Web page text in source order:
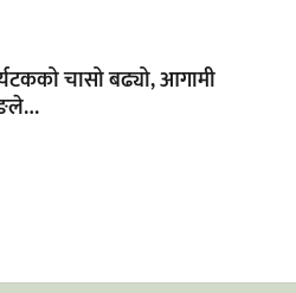
चासो बढ्यो, आगामी